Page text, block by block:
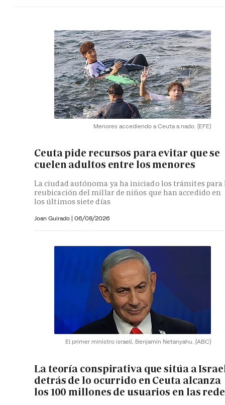
Menores accediendo a Ceuta a nado. (EFE)
Ceuta pide recursos para evitar que se
cuelen adultos entre los menores
La ciudad autónoma ya ha iniciado los trámites para
reubicación del millar de niños que han accedido en
los últimos siete días
Joan Guirado | 06/08/2026
El primer ministro israelí, Benjamin Netanyahu. (ABC)
La teoría conspirativa que sitúa a
detrás de lo ocurrido en Ceuta alcanza
los 100 millones de usuarios en las